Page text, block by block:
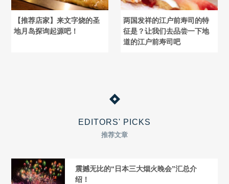
【推荐店家】来文字烧的圣
地月岛探询起源吧！
两国发祥的江户前寿司的特
征是？让我们去品尝一下地
道的江户前寿司吧
EDITORS' PICKS
推荐文章
震撼无比的“日本三大烟火晚会”汇总介
绍！